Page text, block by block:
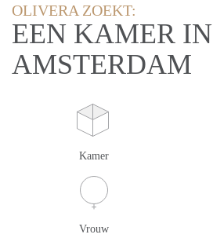
OLIVERA ZOEKT:
EEN KAMER IN
AMSTERDAM
Kamer
Vrouw